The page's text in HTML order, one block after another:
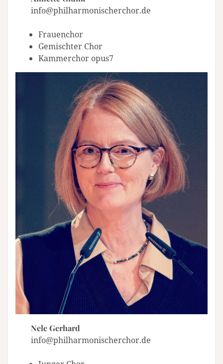
info@philharmonischerchor.de
Frauenchor
Gemischter Chor
Kammerchor opus7
Nele Gerhard
info@philharmonischerchor.de